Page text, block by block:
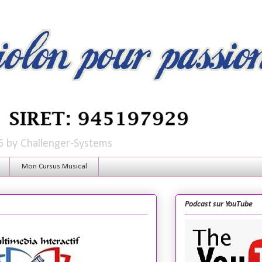
Challenger-Systems
Mon Cursus Musical
Podcast sur YouTube